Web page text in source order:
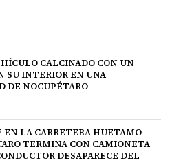
CALCINADO CON UN
SU INTERIOR EN UNA
DE NOCUPÉTARO
EN LA CARRETERA HUETAMO–
TERMINA CON CAMIONETA
DESAPARECE DEL